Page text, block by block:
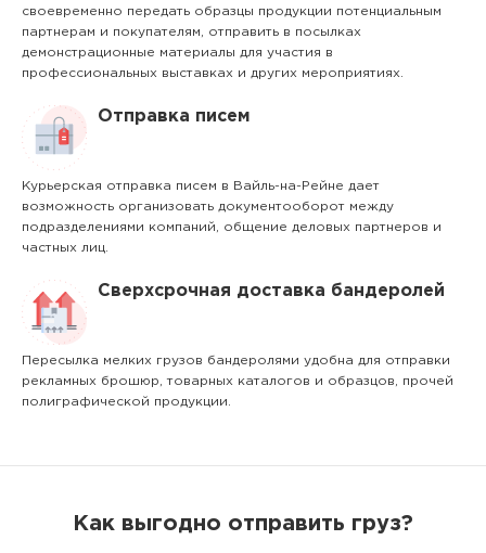
своевременно передать образцы продукции потенциальным
партнерам и покупателям, отправить в посылках
демонстрационные материалы для участия в
профессиональных выставках и других мероприятиях.
Отправка писем
Курьерская отправка писем в Вайль-на-Рейне дает
возможность организовать документооборот между
подразделениями компаний, общение деловых партнеров и
частных лиц.
Сверхсрочная доставка бандеролей
Пересылка мелких грузов бандеролями удобна для отправки
рекламных брошюр, товарных каталогов и образцов, прочей
полиграфической продукции.
Как выгодно отправить груз?